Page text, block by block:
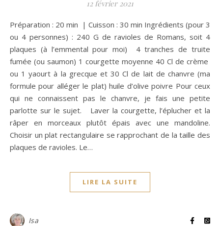
12 février 2021
Préparation : 20 min | Cuisson : 30 min Ingrédients (pour 3
ou 4 personnes) : 240 G de ravioles de Romans, soit 4
plaques (à l’emmental pour moi) 4 tranches de truite
fumée (ou saumon) 1 courgette moyenne 40 Cl de crème
ou 1 yaourt à la grecque et 30 Cl de lait de chanvre (ma
formule pour alléger le plat) huile d’olive poivre Pour ceux
qui ne connaissent pas le chanvre, je fais une petite
parlotte sur le sujet. Laver la courgette, l’éplucher et la
râper en morceaux plutôt épais avec une mandoline.
Choisir un plat rectangulaire se rapprochant de la taille des
plaques de ravioles. Le…
LIRE LA SUITE
Isa